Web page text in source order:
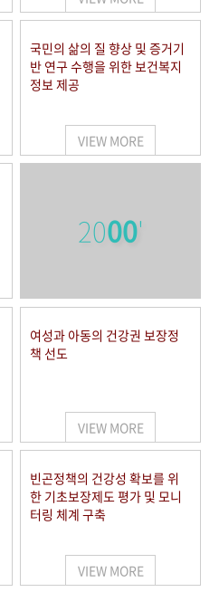
국민의 삶의 질 향상 및 증거기
반 연구 수행을 위한 보건복지
정보 제공
VIEW MORE
2000'
여성과 아동의 건강권 보장정
책 선도
VIEW MORE
빈곤정책의 건강성 확보를 위
한 기초보장제도 평가 및 모니
터링 체계 구축
VIEW MORE